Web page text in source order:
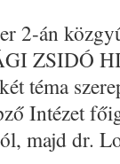
2-án
ZSIDÓ
téma
Intézet
majd dr.